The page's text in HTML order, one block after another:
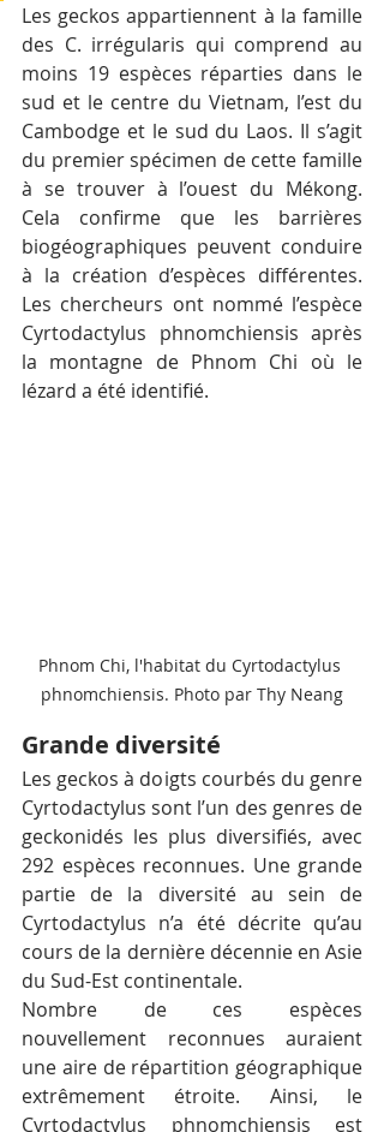
Les geckos appartiennent à la famille
des C. irrégularis qui comprend au
moins 19 espèces réparties dans le
sud et le centre du Vietnam, l’est du
Cambodge et le sud du Laos. Il s’agit
du premier spécimen de cette famille
à se trouver à l’ouest du Mékong.
Cela confirme que les barrières
biogéographiques peuvent conduire
à la création d’espèces différentes.
Les chercheurs ont nommé l’espèce
Cyrtodactylus phnomchiensis après
la montagne de Phnom Chi où le
lézard a été identifié.
Phnom Chi, l'habitat du Cyrtodactylus
phnomchiensis. Photo par Thy Neang
Grande diversité
Les geckos à doigts courbés du genre
Cyrtodactylus sont l’un des genres de
geckonidés les plus diversifiés, avec
292 espèces reconnues. Une grande
partie de la diversité au sein de
Cyrtodactylus n’a été décrite qu’au
cours de la dernière décennie en Asie
du Sud-Est continentale.
Nombre de ces espèces
nouvellement reconnues auraient
une aire de répartition géographique
extrêmement étroite. Ainsi, le
Cyrtodactylus phnomchiensis est